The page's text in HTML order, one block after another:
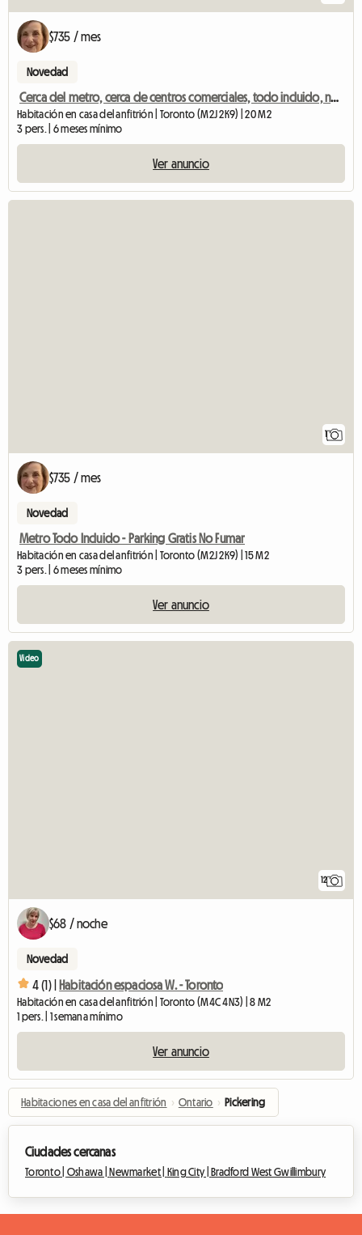
$735 / mes
Novedad
Cerca del metro, cerca de centros comerciales, todo incluido, no fumadores, se admiten perros.
Habitación en casa del anfitrión | Toronto (M2J 2K9) | 20 M2
3 pers. | 6 meses mínimo
Ver anuncio
$735 / mes
Novedad
Metro Todo Incluido - Parking Gratis No Fumar
Habitación en casa del anfitrión | Toronto (M2J 2K9) | 15 M2
3 pers. | 6 meses mínimo
Ver anuncio
12
Video
$68 / noche
Novedad
4 (1) | Habitación espaciosa W. - Toronto
Habitación en casa del anfitrión | Toronto (M4C 4N3) | 8 M2
1 pers. | 1 semana mínimo
Ver anuncio
Habitaciones en casa del anfitrión › Ontario › Pickering
Ciudades cercanas
Toronto | Oshawa | Newmarket | King City | Bradford West Gwillimbury